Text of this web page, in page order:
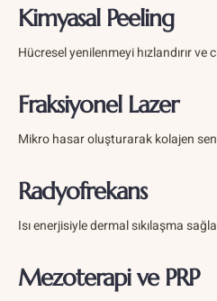
Kimyasal Peeling
Hücresel yenilenmeyi hızlandırır
Fraksiyonel Lazer
Mikro hasar oluşturarak kolajen
Radyofrekans
Isı enerjisiyle dermal sıkılaşma
Mezoterapi ve PRP